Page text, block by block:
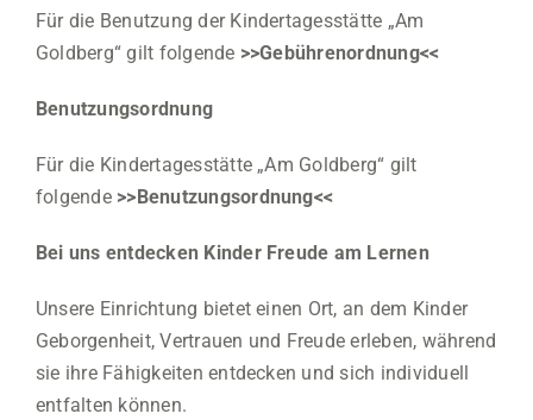
Für die Benutzung der Kindertagesstätte „Am
Goldberg“ gilt folgende >>Gebührenordnung<<
Benutzungsordnung
Für die Kindertagesstätte „Am Goldberg“ gilt
folgende >>Benutzungsordnung<<
Bei uns entdecken Kinder Freude am Lernen
Unsere Einrichtung bietet einen Ort, an dem Kinder
Geborgenheit, Vertrauen und Freude erleben, während
sie ihre Fähigkeiten entdecken und sich individuell
entfalten können.